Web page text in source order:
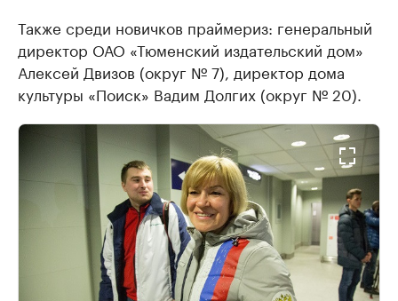
Также среди новичков праймериз: генеральный
директор ОАО «Тюменский издательский дом»
Алексей Двизов (округ № 7), директор дома
культуры «Поиск» Вадим Долгих (округ № 20).